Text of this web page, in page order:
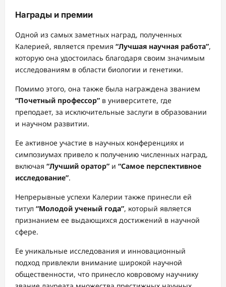
Награды и премии
Одной из самых заметных наград, полученных
Калерией, является премия “Лучшая научная работа”,
которую она удостоилась благодаря своим значимым
исследованиям в области биологии и генетики.
Помимо этого, она также была награждена званием
“Почетный профессор” в университете, где
преподает, за исключительные заслуги в образовании
и научном развитии.
Ее активное участие в научных конференциях и
симпозиумах привело к получению численных наград,
включая “Лучший оратор” и “Самое перспективное
исследование”.
Непрерывные успехи Калерии также принесли ей
титул “Молодой ученый года”, который является
признанием ее выдающихся достижений в научной
сфере.
Ее уникальные исследования и инновационный
подход привлекли внимание широкой научной
общественности, что принесло ковровому научнику